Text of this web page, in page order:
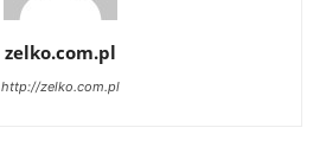
zelko.com.pl
http://zelko.com.pl